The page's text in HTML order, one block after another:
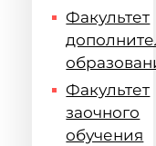
Факультет
Факультет
заочного
обучения